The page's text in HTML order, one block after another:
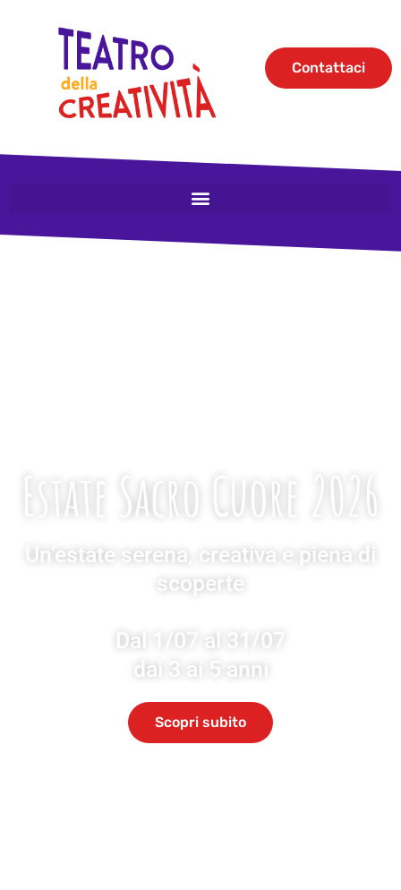
Contattaci
Estate Sacro Cuore 2026
Un’estate serena, creativa e piena di
scoperte
Dal 1/07 al 31/07
dai 3 ai 5 anni
Scopri subito